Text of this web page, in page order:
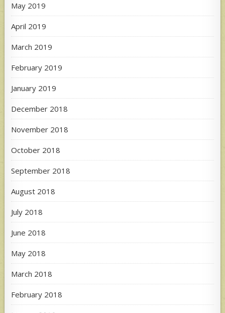
May 2019
April 2019
March 2019
February 2019
January 2019
December 2018
November 2018
October 2018
September 2018
August 2018
July 2018
June 2018
May 2018
March 2018
February 2018